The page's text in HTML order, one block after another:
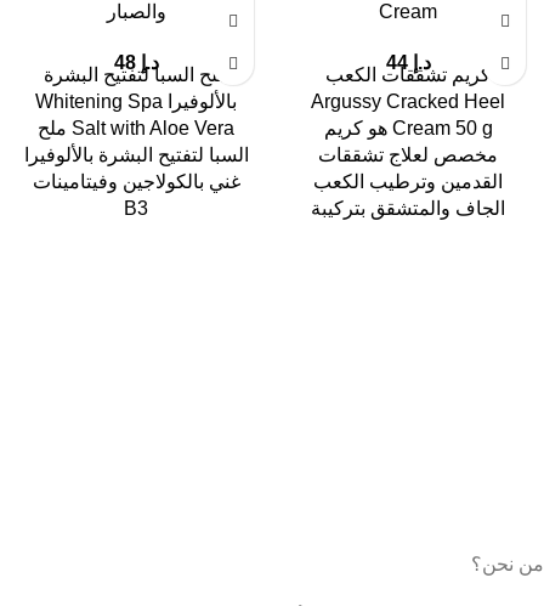
Cream
د.إ 44
كريم تشققات الكعب
Argussy Cracked Heel
Cream 50 g هو كريم
مخصص لعلاج تشققات
القدمين وترطيب الكعب
الجاف والمتشقق بتركيبة
والصبار
د.إ 48
ملح السبا لتفتيح البشرة
بالألوفيرا Whitening Spa
Salt with Aloe Vera ملح
السبا لتفتيح البشرة بالألوفيرا
غني بالكولاجين وفيتامينات
B3
من نحن؟